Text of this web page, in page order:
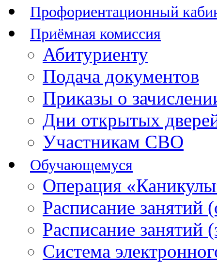
Профориентационный
Приёмная комиссия
Абитуриенту
Подача документов
Приказы о
Дни открытых
Участникам СВО
Обучающемуся
Операция
Расписание занятий
Расписание занятий
Система